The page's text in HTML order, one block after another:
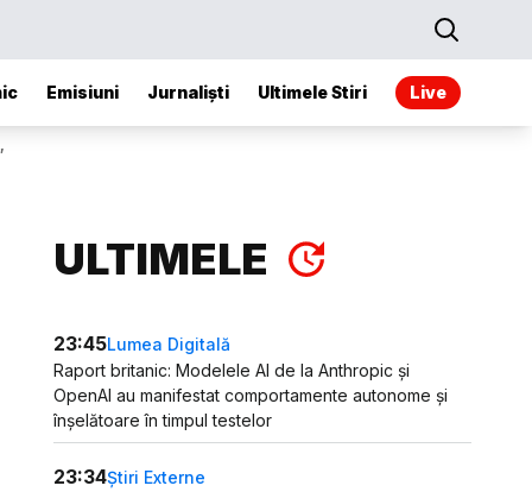
Emisiuni Jurnaliști Ultimele Stiri Live
ULTIMELE
23:45Lumea Digitală
Raport britanic: Modelele AI de la Anthropic și
OpenAI au manifestat comportamente autonome și
înșelătoare în timpul testelor
23:34Știri Externe